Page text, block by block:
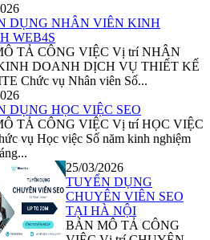
DỤNG NHÂN VIÊN KINH
WEB4S
TẢ CÔNG VIỆC Vị trí NHÂN
DOANH DỊCH VỤ THIẾT KẾ
Chức vụ Nhân viên Số...
DỤNG HỌC VIỆC SEO
TẢ CÔNG VIỆC Vị trí HỌC VIỆC
vụ Học việc Số năm kinh nghiệm
25/03/2026
TUYỂN DỤNG
CHUYÊN VIÊN SEO
TẠI HÀ NỘI
BẢN MÔ TẢ CÔNG